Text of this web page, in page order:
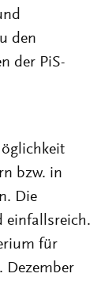
den
der PiS-
bzw. in
Die
einfallsreich.
für
Dezember